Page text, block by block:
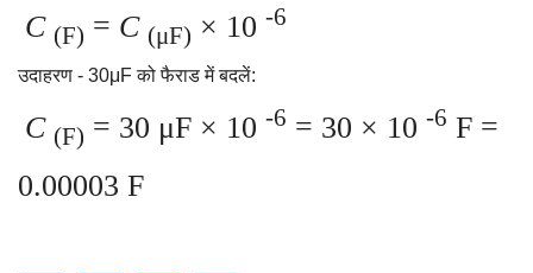
C (F) = C (μF) × 10 -6
उदाहरण - 30μF को फैराड में बदलें:
C (F) = 30 μF × 10 -6 = 30 × 10 -6 F =
0.00003 F